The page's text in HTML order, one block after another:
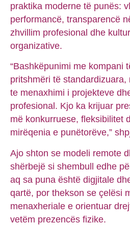
praktika moderne të punës:
performancë, transparencë
zhvillim profesional dhe
organizative.
“Bashkëpunimi me kompani
pritshmëri të
te menaxhimi i projekteve
profesional. Kjo ka krijuar
më konkurruese, fleksibilitet
mirëqenia e punëtorëve,”
Ajo shton se modeli remote
shërbejë si shembull edhe
aq sa puna është digjitale
qartë, por thekson se çelësi
menaxheriale e orientuar
vetëm prezencës fizike.